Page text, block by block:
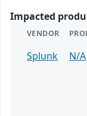
Impacted
VENDOR
Splunk N/A